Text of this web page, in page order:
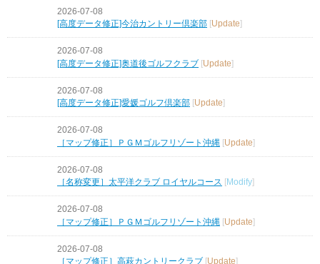
2026-07-08
[高度データ修正]今治カントリー倶楽部 Update
2026-07-08
[高度データ修正]奥道後ゴルフクラブ [Update]
2026-07-08
[高度データ修正]愛媛ゴルフ倶楽部 Update
2026-07-08
［マップ修正］ＰＧＭゴルフリゾート沖縄 [Update]
2026-07-08
［名称変更］太平洋クラブ ロイヤルコース [Modify]
2026-07-08
［マップ修正］ＰＧＭゴルフリゾート沖縄 [Update]
2026-07-08
［マップ修正］高萩カントリークラブ [Update]